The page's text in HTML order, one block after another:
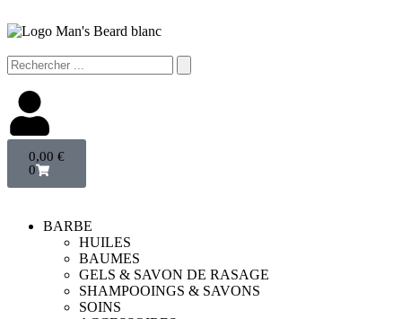
0,00 €
0
BARBE
HUILES
BAUMES
GELS & SAVON DE RASAGE
SHAMPOOINGS & SAVONS
SOINS